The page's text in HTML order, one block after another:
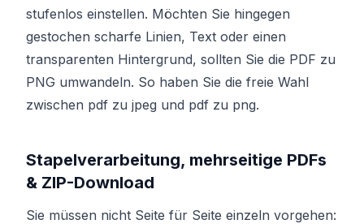
stufenlos einstellen. Möchten Sie hingegen
gestochen scharfe Linien, Text oder einen
transparenten Hintergrund, sollten Sie die PDF zu
PNG umwandeln. So haben Sie die freie Wahl
zwischen pdf zu jpeg und pdf zu png.
Stapelverarbeitung, mehrseitige PDFs
& ZIP-Download
Sie müssen nicht Seite für Seite einzeln vorgehen: